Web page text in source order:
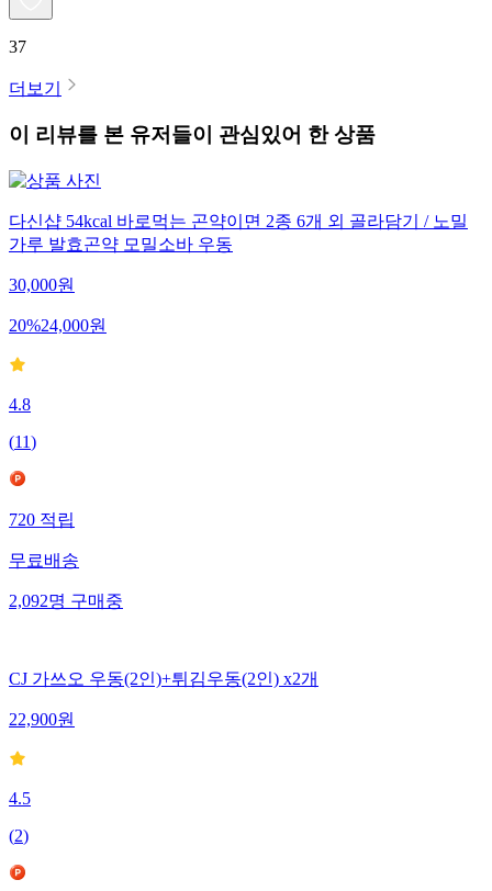
37
더보기
이 리뷰를 본 유저들이 관심있어 한 상품
다신샵 54kcal 바로먹는 곤약이면 2종 6개 외 골라담기 / 노밀
가루 발효곤약 모밀소바 우동
30,000원
20%24,000원
4.8
(11)
720 적립
무료배송
2,092명 구매중
CJ 가쓰오 우동(2인)+튀김우동(2인) x2개
22,900원
4.5
(2)